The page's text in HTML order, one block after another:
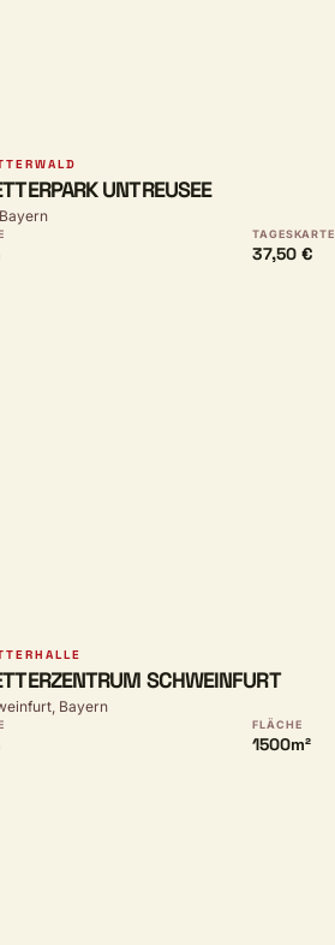
UNTREUSEE
TAGESKARTE
37,50 €
SCHWEINFURT
Bayern
FLÄCHE
1500m²